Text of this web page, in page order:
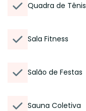
Quadra de Tênis
Sala Fitness
Salão de Festas
Sauna Coletiva